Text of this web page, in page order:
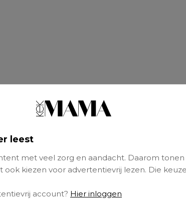
leest
met veel zorg en aandacht. Daarom
ook kiezen voor advertentievrij lezen. Die
account? Hier inloggen
skiën inde Uithof, bijvoorbeeld.
in de herfstvakantie bovendien elke